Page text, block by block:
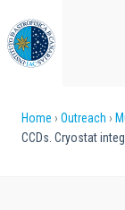
to
main
content
Home Outreach
CCDs. Cryostat